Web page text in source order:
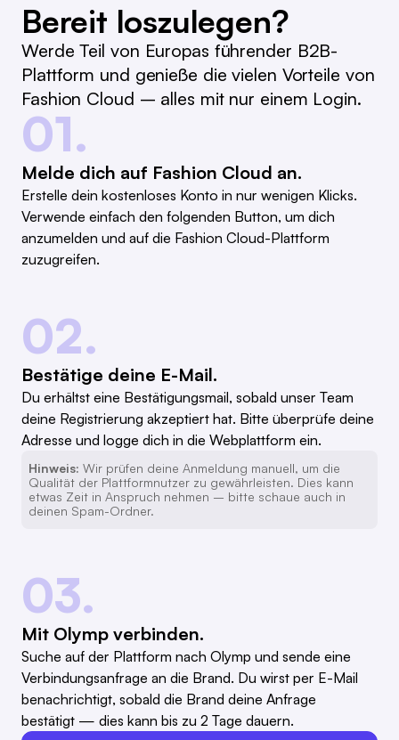
Bereit loszulegen?
Werde Teil von Europas führender B2B-
Plattform und genieße die vielen Vorteile von
Fashion Cloud – alles mit nur einem Login.
01.
Melde dich auf Fashion Cloud an.
Erstelle dein kostenloses Konto in nur wenigen Klicks.
Verwende einfach den folgenden Button, um dich
anzumelden und auf die Fashion Cloud-Plattform
zuzugreifen.
02.
Bestätige deine E-Mail.
Du erhältst eine Bestätigungsmail, sobald unser Team
deine Registrierung akzeptiert hat. Bitte überprüfe deine
Adresse und logge dich in die Webplattform ein.
Hinweis: Wir prüfen deine Anmeldung manuell, um die
Qualität der Plattformnutzer zu gewährleisten. Dies kann
etwas Zeit in Anspruch nehmen – bitte schaue auch in
deinen Spam-Ordner.
03.
Mit Olymp verbinden.
Suche auf der Plattform nach Olymp und sende eine
Verbindungsanfrage an die Brand. Du wirst per E-Mail
benachrichtigt, sobald die Brand deine Anfrage
bestätigt — dies kann bis zu 2 Tage dauern.